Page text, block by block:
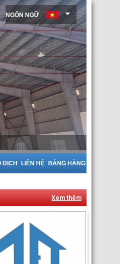
DỊCH LIÊN HỆ BẢNG HÀNG
NGÔN NGỮ
Xem thêm